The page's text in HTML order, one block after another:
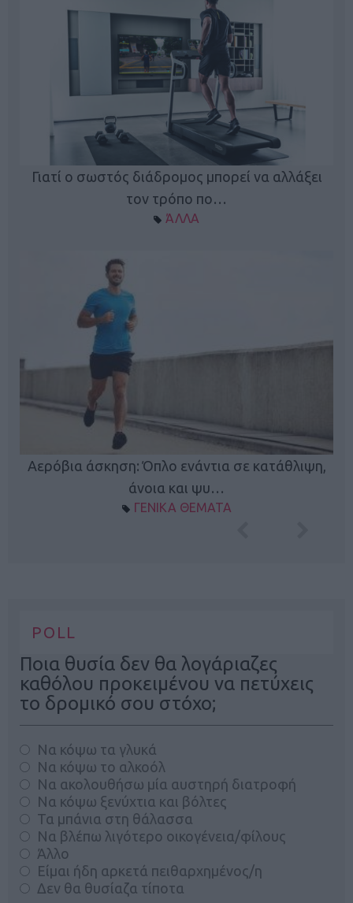
Γιατί ο σωστός διάδρομος μπορεί να αλλάξει
τον τρόπο πο…
ΆΛΛΑ
Αερόβια άσκηση: Όπλο ενάντια σε κατάθλιψη,
άνοια και ψυ…
ΓΕΝΙΚΑ ΘΕΜΑΤΑ
POLL
Ποια θυσία δεν θα λογάριαζες
καθόλου προκειμένου να πετύχεις
το δρομικό σου στόχο;
Να κόψω τα γλυκά
Να κόψω το αλκοόλ
Να ακολουθήσω μία αυστηρή διατροφή
Να κόψω ξενύχτια και βόλτες
Τα μπάνια στη θάλασσα
Να βλέπω λιγότερο οικογένεια/φίλους
Άλλο
Είμαι ήδη αρκετά πειθαρχημένος/η
Δεν θα θυσίαζα τίποτα